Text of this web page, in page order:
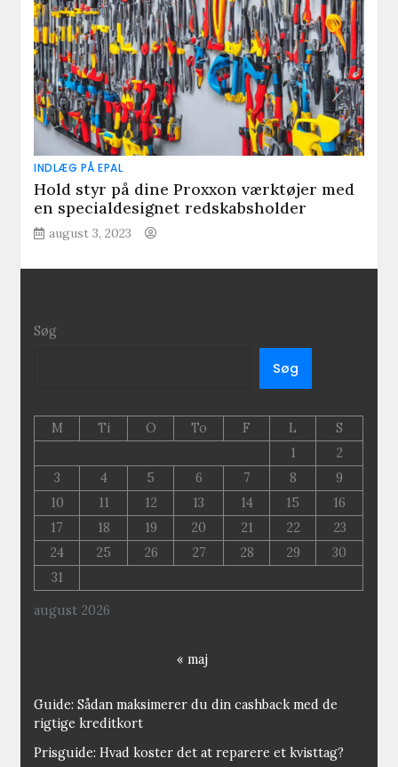
INDLÆG PÅ EPAL
Hold styr på dine Proxxon værktøjer med
en specialdesignet redskabsholder
august 3, 2023
Søg
Søg
august 2026
M Ti O To F L
S
1
2
3
4 5 6 7 8
9
10
11 12 13 14 15
16
17
18 19 20 21 22
23
24
25 26 27 28 29
30
31
« maj
Guide: Sådan maksimerer du din cashback med de
rigtige kreditkort
Prisguide: Hvad koster det at reparere et kvisttag?